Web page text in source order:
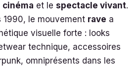
cinéma et le spectacle vivant.
1990, le mouvement rave a
visuelle forte : looks
technique, accessoires
omniprésents dans les